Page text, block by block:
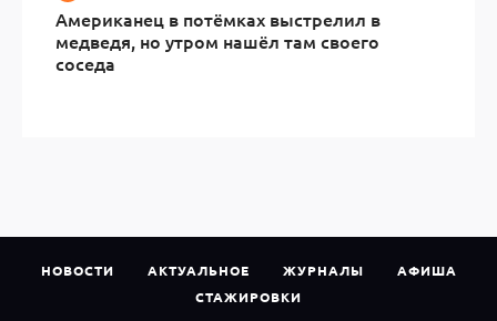
Американец в потёмках выстрелил в
медведя, но утром нашёл там своего
соседа
НОВОСТИ АКТУАЛЬНОЕ ЖУРНАЛЫ
АФИША
СТАЖИРОВКИ